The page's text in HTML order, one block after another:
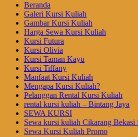
Beranda
Galeri Kursi Kuliah
Gambar Kursi Kuliah
Harga Sewa Kursi Kuliah
Kursi Futura
Kursi Olivia
Kursi Taman Kayu
Kursi Tiffany
Manfaat Kursi Kuliah
Mengapa Kursi Kuliah?
Pelanggan Rental Kursi Kuliah
rental kursi kuliah – Bintang Jaya
SEWA KURSI
Sewa kursi kuliah Cikarang Bekasi
Sewa Kursi Kuliah Promo